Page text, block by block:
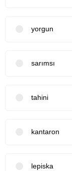
yorgun
sarımsı
tahini
kantaron
lepiska